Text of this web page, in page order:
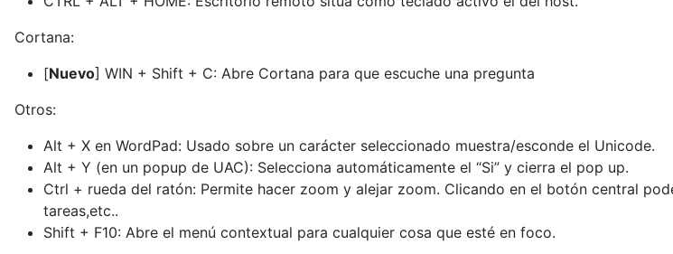
Cortana:
[Nuevo] WIN + Shift + C: Abre Cortana para que escuche una pregunta
Otros:
Alt + X en WordPad: Usado sobre un carácter seleccionado muestra/esconde el Unicode.
Alt + Y (en un popup de UAC): Selecciona automáticamente el “Si” y cierra el pop up.
Ctrl + rueda del ratón: Permite hacer zoom y alejar zoom. Clicando en el botón central
tareas,etc..
Shift + F10: Abre el menú contextual para cualquier cosa que esté en foco.